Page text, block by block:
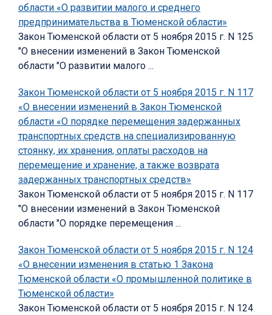
области «О развитии малого и среднего
предпринимательства в Тюменской области»
Закон Тюменской области от 5 ноября 2015 г. N 125
"О внесении изменений в Закон Тюменской
области "О развитии малого ...
Закон Тюменской области от 5 ноября 2015 г. N 117
«О внесении изменений в Закон Тюменской
области «О порядке перемещения задержанных
транспортных средств на специализированную
стоянку, их хранения, оплаты расходов на
перемещение и хранение, а также возврата
задержанных транспортных средств»
Закон Тюменской области от 5 ноября 2015 г. N 117
"О внесении изменений в Закон Тюменской
области "О порядке перемещения ...
Закон Тюменской области от 5 ноября 2015 г. N 124
«О внесении изменения в статью 1 Закона
Тюменской области «О промышленной политике в
Тюменской области»
Закон Тюменской области от 5 ноября 2015 г. N 124